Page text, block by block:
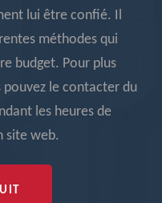
lui être confié. Il
méthodes qui
budget. Pour plus
le contacter du
les heures de
site web.